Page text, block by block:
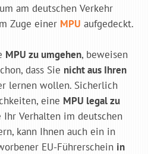
am deutschen Verkehr
Zuge einer MPU aufgedeckt.
MPU zu umgehen, beweisen
dass Sie nicht aus Ihren
lernen wollen. Sicherlich
eine MPU legal zu
Ihr Verhalten im deutschen
kann Ihnen auch ein in
EU-Führerschein in